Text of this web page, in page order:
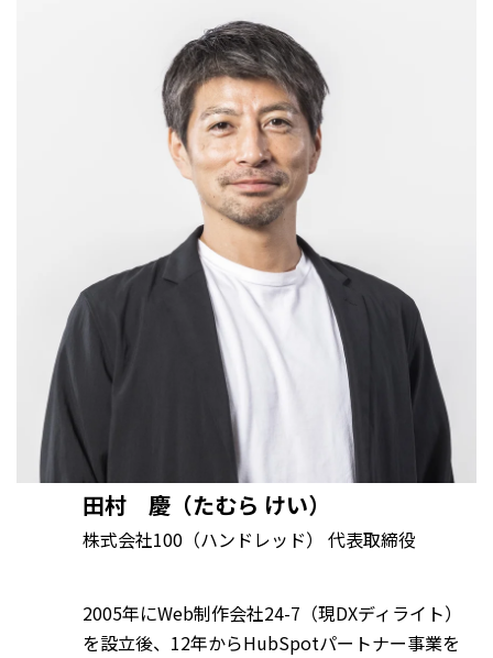
田村 慶（たむら けい）
株式会社100（ハンドレッド） 代表取締役
2005年にWeb制作会社24-7（現DXディライト）
を設立後、12年からHubSpotパートナー事業を